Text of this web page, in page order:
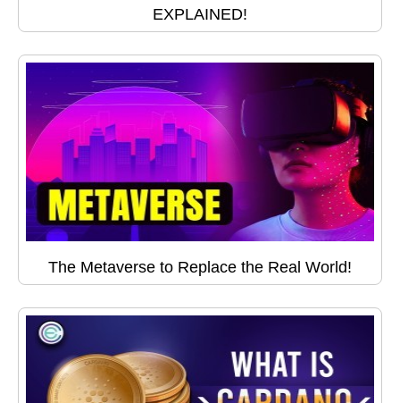
EXPLAINED!
The Metaverse to Replace the Real World!